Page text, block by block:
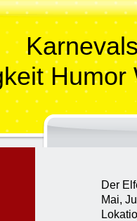
Der
Mai,